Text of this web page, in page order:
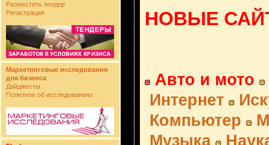
Разместить тендер
Регистрация
Маркетинговые исследования
для бизнеса
Дайджесты
Полезное об исследованиях
НОВЫЕ
Авто и мото
Интернет
Компьютер
Музыка